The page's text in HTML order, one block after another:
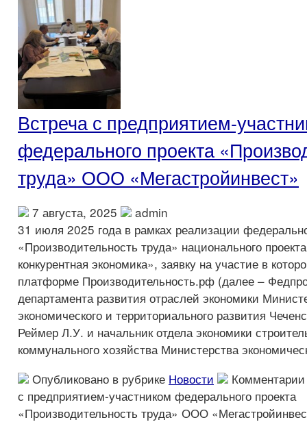
Встреча с предприятием-
федерального проекта
труда» ООО «Мегастройинвест»
7 августа, 2025
admin
31 июля 2025 года в рамках реализации
«Производительность труда» национального
конкурентная экономика», заявку на участие в
платформе Производительность.рф (далее –
департамента развития отраслей экономики
экономического и территориального развития
Реймер Л.У. и начальник отдела экономики
коммунального хозяйства Министерства
Опубликовано в рубрике Новости Комментарии
с предприятием-участником федерального проекта
«Производительность труда» ООО